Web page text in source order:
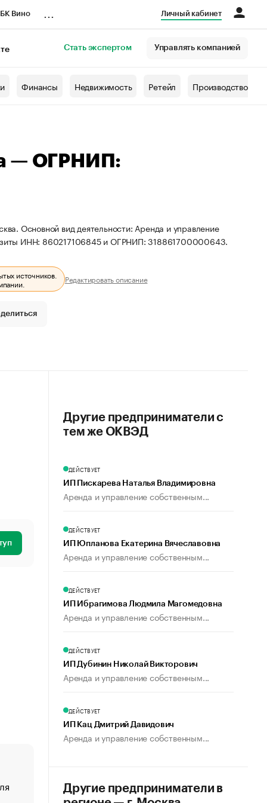
Вино Личный кабинет
Стать экспертом Управлять компанией
Финансы Недвижимость Ретейл Производство
— ОГРНИП:
Основной вид деятельности: Аренда и управление
ИНН: 860217106845 и ОГРНИП: 318861700000643.
источников.
Редактировать описание
«От спорта тело стареет иначе». Как живет глава
создавшей GTA
Другие предприниматели с
тем же ОКВЭД
ДЕЙСТВУЕТ
ИП Пискарева Наталья Владимировна
Аренда и управление собственным...
ДЕЙСТВУЕТ
ИП Юпланова Екатерина Вячеславовна
Аренда и управление собственным...
ДЕЙСТВУЕТ
ИП Ибрагимова Людмила Магомедовна
Аренда и управление собственным...
ДЕЙСТВУЕТ
ИП Дубинин Николай Викторович
Аренда и управление собственным...
ДЕЙСТВУЕТ
ИП Кац Дмитрий Давидович
Аренда и управление собственным...
Другие предприниматели в